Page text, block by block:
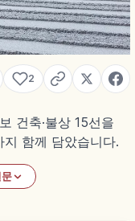
2
건축·불상 15선을
함께 담았습니다.